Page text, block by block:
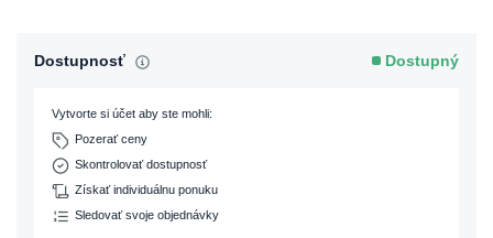
Dostupnosť Dostupný
Vytvorte si účet aby ste mohli:
Pozerať ceny
Skontrolovať dostupnosť
Získať individuálnu ponuku
Sledovať svoje objednávky